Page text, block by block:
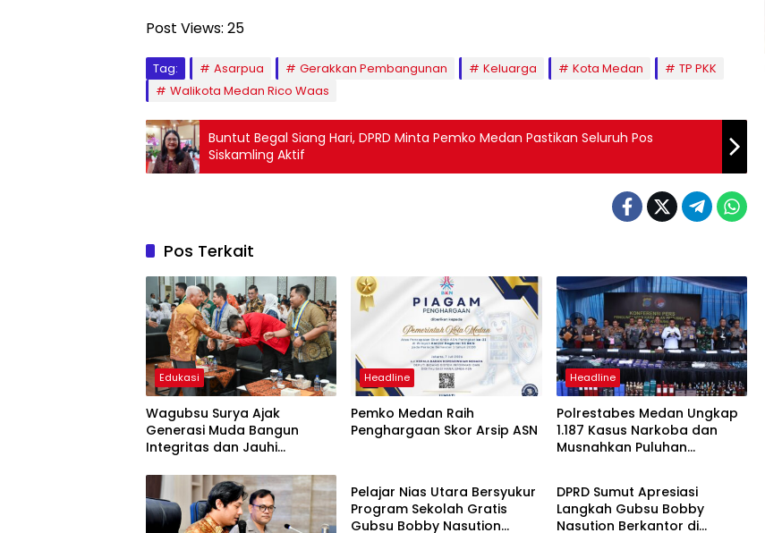
Post Views: 25
Tag: Asarpua Gerakkan Pembangunan Keluarga Kota Medan
TP PKK
Walikota Medan Rico Waas
Buntut Begal Siang Hari, DPRD Minta Pemko Medan Pastikan Seluruh Pos
Siskamling Aktif
Pos Terkait
Edukasi
Wagubsu Surya Ajak
Generasi Muda Bangun
Integritas dan Jauhi
Headline
Pemko Medan Raih
Penghargaan Skor Arsip ASN
Headline
Polrestabes Medan Ungkap
1.187 Kasus Narkoba dan
Musnahkan Puluhan
Pelajar Nias Utara Bersyukur
Program Sekolah Gratis
Gubsu Bobby Nasution
Daerah
DPRD Sumut Apresiasi
Langkah Gubsu Bobby
Nasution Berkantor di